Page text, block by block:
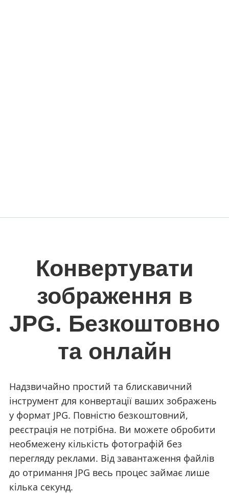
Конвертувати
зображення в
JPG. Безкоштовно
та онлайн
Надзвичайно простий та блискавичний
інструмент для конвертації ваших зображень
у формат JPG. Повністю безкоштовний,
реєстрація не потрібна. Ви можете обробити
необмежену кількість фотографій без
перегляду реклами. Від завантаження файлів
до отримання JPG весь процес займає лише
кілька секунд.